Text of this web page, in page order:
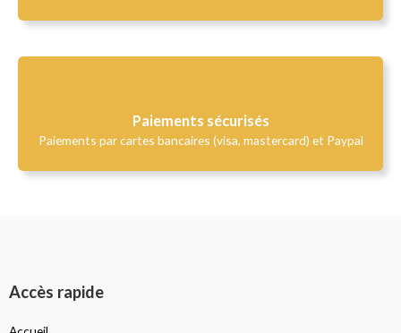
Paiements sécurisés
Paiements par cartes bancaires (visa, mastercard) et Paypal
Accès rapide